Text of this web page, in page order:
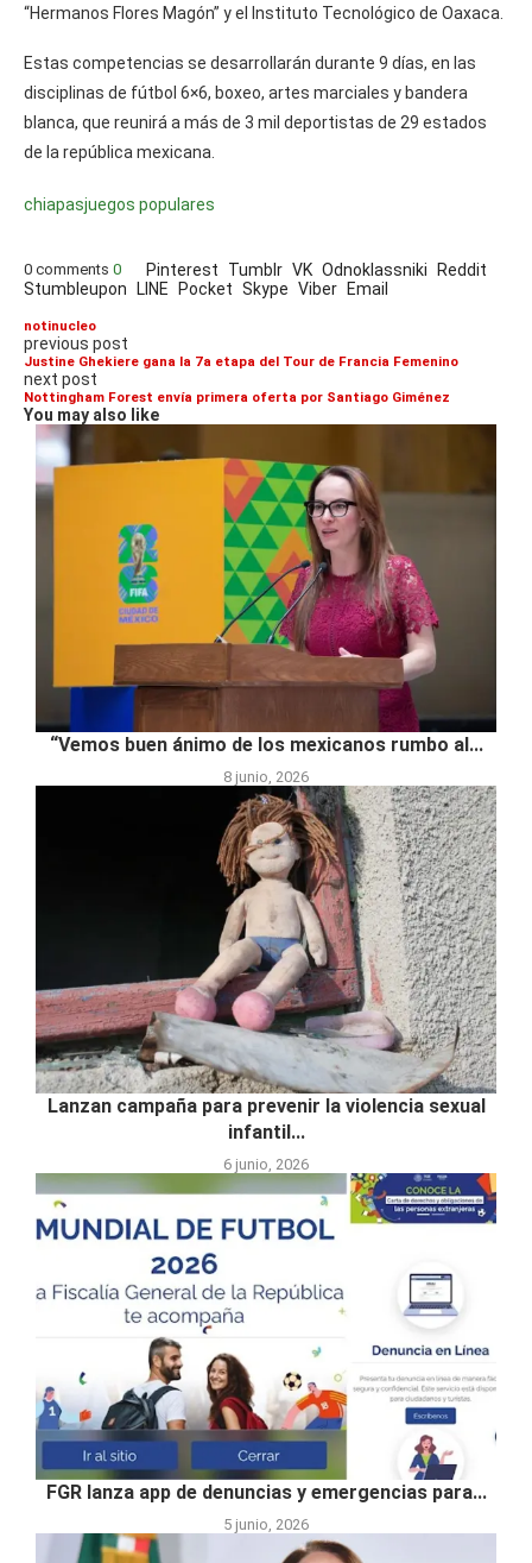
“Hermanos Flores Magón” y el Instituto Tecnológico de Oaxaca.
Estas competencias se desarrollarán durante 9 días, en las
disciplinas de fútbol 6×6, boxeo, artes marciales y bandera
blanca, que reunirá a más de 3 mil deportistas de 29 estados
de la república mexicana.
chiapasjuegos populares
0 comments 0 Pinterest Tumblr VK Odnoklassniki
Reddit
Stumbleupon
LINE Pocket Skype Viber Email
notinucleo
previous post
Justine Ghekiere gana la 7a etapa del Tour de Francia Femenino
next post
Nottingham Forest envía primera oferta por Santiago Giménez
You may also like
“Vemos buen ánimo de los mexicanos rumbo al...
8 junio, 2026
Lanzan campaña para prevenir la violencia sexual
infantil...
6 junio, 2026
FGR lanza app de denuncias y emergencias para...
5 junio, 2026